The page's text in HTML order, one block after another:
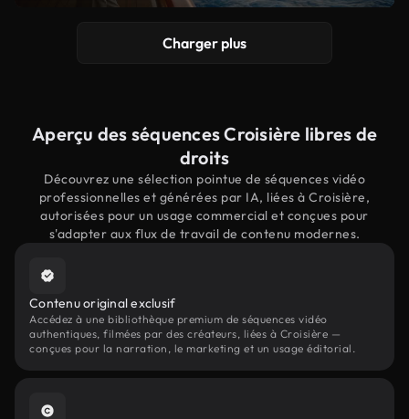
Charger plus
Aperçu des séquences Croisière libres de
droits
Découvrez une sélection pointue de séquences vidéo
professionnelles et générées par IA, liées à Croisière,
autorisées pour un usage commercial et conçues pour
s'adapter aux flux de travail de contenu modernes.
Contenu original exclusif
Accédez à une bibliothèque premium de séquences vidéo
authentiques, filmées par des créateurs, liées à Croisière —
conçues pour la narration, le marketing et un usage éditorial.